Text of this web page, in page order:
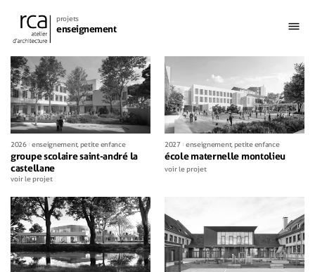
projets
enseignement
2026 enseignement,petite enfance
groupe scolaire saint-andré la
castellane
voir le projet
2027 enseignement,petite enfance
école maternelle montolieu
voir le projet